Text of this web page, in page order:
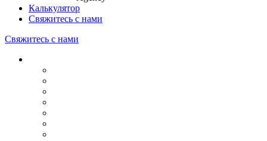
Калькулятор
Свяжитесь с нами
Свяжитесь с нами